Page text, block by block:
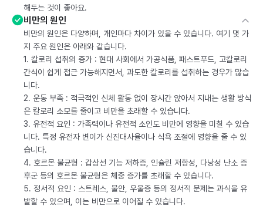
해두는 것이 좋아요.
비만의 원인
비만의 원인은 다양하며, 개인마다 차이가 있을 수 있습니다. 여기 몇 가
지 주요 원인은 아래와 같습니다.
1. 칼로리 섭취의 증가 : 현대 사회에서 가공식품, 패스트푸드, 고칼로리
간식이 쉽게 접근 가능해지면서, 과도한 칼로리를 섭취하는 경우가 많습
니다.
2. 운동 부족 : 적극적인 신체 활동 없이 장시간 앉아서 지내는 생활 방식
은 칼로리 소모를 줄이고 비만을 초래할 수 있습니다.
3. 유전적 요인 : 가족력이나 유전적 소인도 비만에 영향을 미칠 수 있습
니다. 특정 유전자 변이가 신진대사율이나 식욕 조절에 영향을 줄 수 있
습니다.
4. 호르몬 불균형 : 갑상선 기능 저하증, 인슐린 저항성, 다낭성 난소 증
후군 등의 호르몬 불균형은 체중 증가를 초래할 수 있습니다.
5. 정서적 요인 : 스트레스, 불안, 우울증 등의 정서적 문제는 과식을 유
발할 수 있으며, 이는 비만으로 이어질 수 있습니다.